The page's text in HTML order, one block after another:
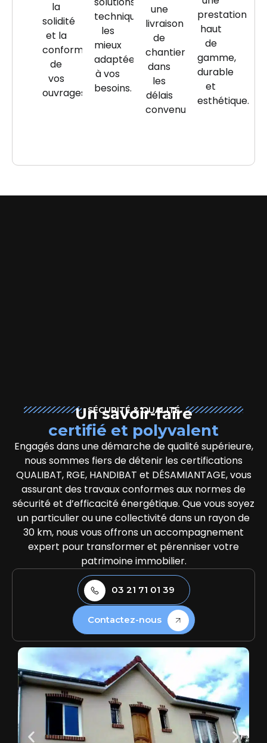
la
solidité
et la
conformité
de
vos
ouvrages.
techniques
les
mieux
adaptées
à vos
besoins.
une
livraison
de
chantier
dans
les
délais
convenus.
prestation
haut
de
gamme,
durable
et
esthétique.
SÉCURITÉ & QUALITÉ
Un savoir-faire
certifié et polyvalent
Engagés dans une démarche de qualité supérieure,
nous sommes fiers de détenir les certifications
QUALIBAT, RGE, HANDIBAT et DÉSAMIANTAGE, vous
assurant des travaux conformes aux normes de
sécurité et d’efficacité énergétique. Que vous soyez
un particulier ou une collectivité dans un rayon de
30 km, nous vous offrons un accompagnement
expert pour transformer et pérenniser votre
patrimoine immobilier.
03 21 71 01 39
Contactez-nous